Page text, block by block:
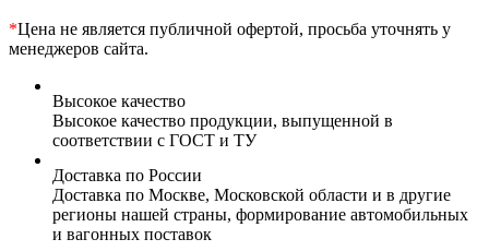
*Цена не является публичной офертой, просьба уточнять у
менеджеров сайта.
Высокое качество
Высокое качество продукции, выпущенной в
соответствии с ГОСТ и ТУ
Доставка по России
Доставка по Москве, Московской области и в другие
регионы нашей страны, формирование автомобильных
и вагонных поставок